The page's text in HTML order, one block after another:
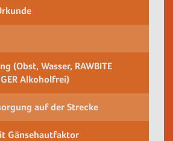
(Obst, Wasser, RAWBITE
Alkoholfrei)
auf der Strecke
Gänsehautfaktor